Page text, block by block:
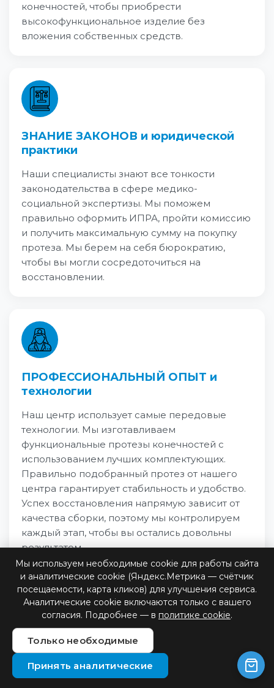
конечностей, чтобы приобрести
высокофункциональное изделие без
вложения собственных средств.
ЗНАНИЕ ЗАКОНОВ и юридической
практики
Наши специалисты знают все тонкости
законодательства в сфере медико-
социальной экспертизы. Мы поможем
правильно оформить ИПРА, пройти комиссию
и получить максимальную сумму на покупку
протеза. Мы берем на себя бюрократию,
чтобы вы могли сосредоточиться на
восстановлении.
ПРОФЕССИОНАЛЬНЫЙ ОПЫТ и
технологии
Наш центр использует самые передовые
технологии. Мы изготавливаем
функциональные протезы конечностей с
использованием лучших комплектующих.
Правильно подобранный протез от нашего
центра гарантирует стабильность и удобство.
Успех восстановления напрямую зависит от
качества сборки, поэтому мы контролируем
каждый этап, чтобы вы остались довольны
результатом.
В 2024-2025 ГОДУ:
Оформлено электронных сертификатов
Мы используем необходимые cookie для работы сайта
и аналитические cookie (Яндекс.Метрика — счётчик
посещаемости, карта кликов) для улучшения сервиса.
Аналитические cookie включаются только с вашего
согласия. Подробнее — в политике cookie.
Только необходимые
Принять аналитические